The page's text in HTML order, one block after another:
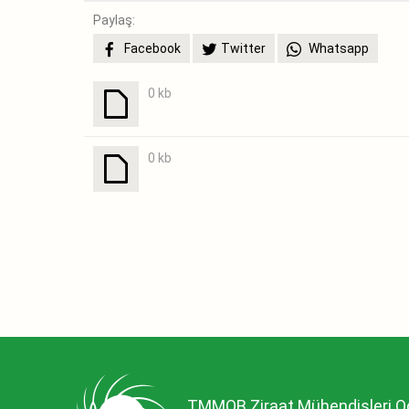
Paylaş:
Facebook
Twitter Whatsapp
0 kb
0 kb